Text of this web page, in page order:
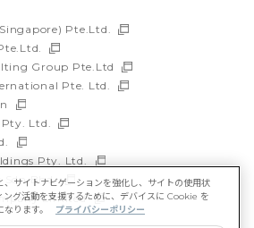
Pte.Ltd.
Group Pte.Ltd
Pte. Ltd.
Ltd.
Pty. Ltd.
Sdn.Bhd.
Limited
、サイトナビゲーションを強化し、サイトの使用状
ング活動を支援するために、デバイスに Cookie を
ります。
プライバシーポリシー